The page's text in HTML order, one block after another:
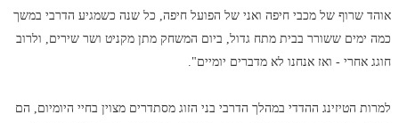
אוהד שרוף של מכבי חיפה ואני של הפועל חיפה, כל שנה כשמגיע הדרבי במשך
כמה ימים ששורר בבית מתח גדול, ביום המשחק מתן מקניט ושר שירים, ולרוב
חוגג אחרי - ואז אנחנו לא מדברים יומיים".
למרות הטיזינג ההדדי במהלך הדרבי בני הזוג מסתדרים מצוין בחיי היומיום, הם